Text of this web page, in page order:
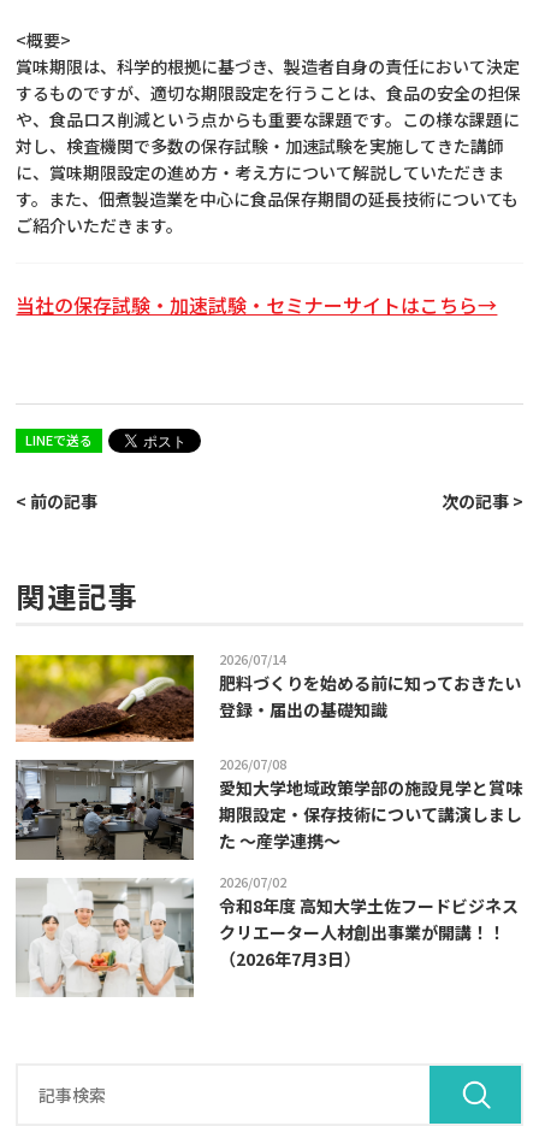
<概要>
賞味期限は、科学的根拠に基づき、製造者自身の責任において決定
するものですが、適切な期限設定を行うことは、食品の安全の担保
や、食品ロス削減という点からも重要な課題です。この様な課題に
対し、検査機関で多数の保存試験・加速試験を実施してきた講師
に、賞味期限設定の進め方・考え方について解説していただきま
す。また、佃煮製造業を中心に食品保存期間の延長技術についても
ご紹介いただきます。
当社の保存試験・加速試験・セミナーサイトはこちら→
LINEで送る
< 前の記事 次の記事 >
関連記事
2026/07/14
肥料づくりを始める前に知っておきたい
登録・届出の基礎知識
2026/07/08
愛知大学地域政策学部の施設見学と賞味
期限設定・保存技術について講演しまし
た ～産学連携～
2026/07/02
令和8年度 高知大学土佐フードビジネス
クリエーター人材創出事業が開講！！
（2026年7月3日）